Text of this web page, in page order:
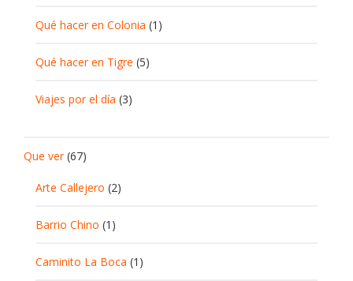
Qué hacer en Colonia (1)
Qué hacer en Tigre (5)
Viajes por el día (3)
Que ver(67)
Arte Callejero (2)
Barrio Chino (1)
Caminito La Boca (1)